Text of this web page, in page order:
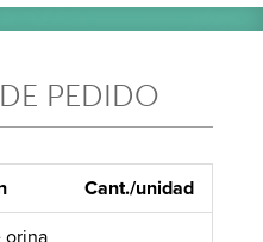
PEDIDO
Cant./unidad
orina